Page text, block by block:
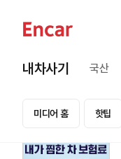
내차사기 국산
미디어 홈 핫팁